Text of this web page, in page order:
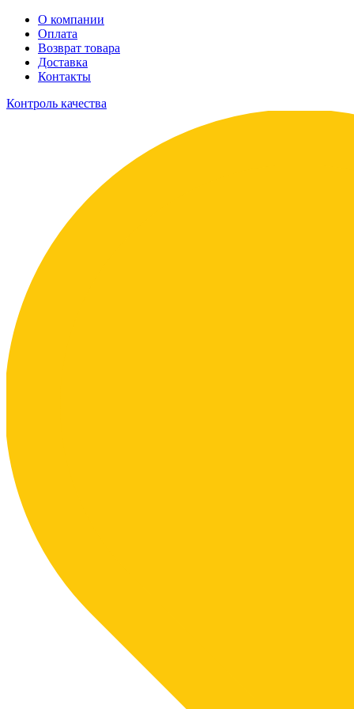
О компании
Оплата
Возврат товара
Доставка
Контакты
Контроль качества